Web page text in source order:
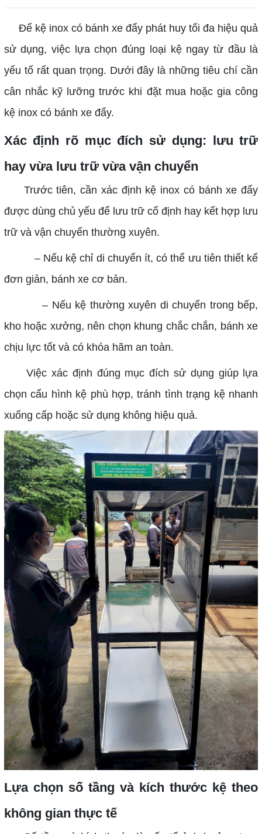
Để kệ inox có bánh xe đẩy phát huy tối đa hiệu quả
sử dụng, việc lựa chọn đúng loại kệ ngay từ đầu là
yếu tố rất quan trọng. Dưới đây là những tiêu chí cần
cân nhắc kỹ lưỡng trước khi đặt mua hoặc gia công
kệ inox có bánh xe đẩy.
Xác định rõ mục đích sử dụng: lưu trữ
hay vừa lưu trữ vừa vận chuyển
Trước tiên, cần xác định kệ inox có bánh xe đẩy
được dùng chủ yếu để lưu trữ cố định hay kết hợp lưu
trữ và vận chuyển thường xuyên.
– Nếu kệ chỉ di chuyển ít, có thể ưu tiên thiết kế
đơn giản, bánh xe cơ bản.
– Nếu kệ thường xuyên di chuyển trong bếp,
kho hoặc xưởng, nên chọn khung chắc chắn, bánh xe
chịu lực tốt và có khóa hãm an toàn.
Việc xác định đúng mục đích sử dụng giúp lựa
chọn cấu hình kệ phù hợp, tránh tình trạng kệ nhanh
xuống cấp hoặc sử dụng không hiệu quả.
Lựa chọn số tầng và kích thước kệ theo
không gian thực tế